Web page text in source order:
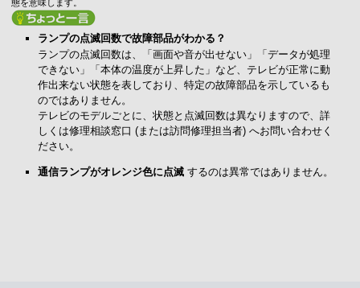
態を意味します。
ランプの点滅回数で故障部品がわかる？
ランプの点滅回数は、「画面や音が出せない」「データが処理
できない」「本体の温度が上昇した」など、テレビが正常に動
作出来ない状態を表しており、特定の故障部品を示しているも
のではありません。
テレビのモデルごとに、状態と点滅回数は異なりますので、詳
しくは修理相談窓口 (または訪問修理担当者) へお問い合わせく
ださい。
通信ランプがオレンジ色に点滅するのは異常ではありません。